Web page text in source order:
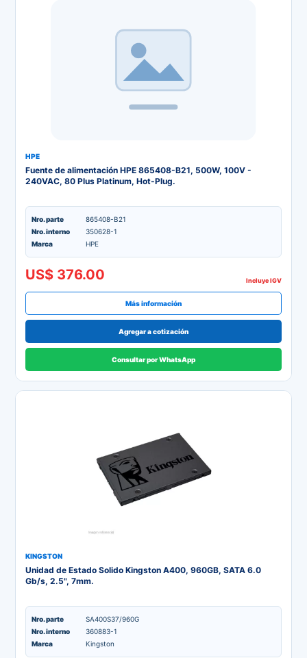
HPE
Fuente de alimentación HPE 865408-B21, 500W, 100V -
240VAC, 80 Plus Platinum, Hot-Plug.
Nro. parte
865408-B21
Nro. interno
350628-1
Marca
HPE
US$ 376.00 Incluye IGV
Más información
Agregar a cotización
Consultar por WhatsApp
KINGSTON
Unidad de Estado Solido Kingston A400, 960GB, SATA 6.0
Gb/s, 2.5", 7mm.
Nro. parte
SA400S37/960G
Nro. interno
360883-1
Marca
Kingston